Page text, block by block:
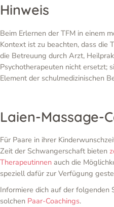
Hinweis
Beim Erlernen der TFM in einem
Kontext ist zu beachten, dass die
die Betreuung durch Arzt,
Psychotherapeuten nicht ersetzt;
Element der schulmedizinischen
Laien-Massage-
Für Paare in ihrer
Zeit der Schwangerschaft bieten
Therapeutinnen auch die
speziell dafür zur Verfügung
Informiere dich auf der folgenden
solchen Paar-Coachings.